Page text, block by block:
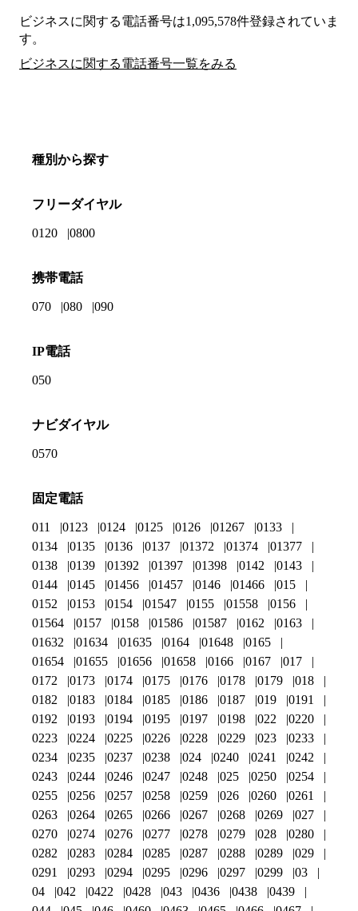
ビジネスに関する電話番号は1,095,578件登録されていま
す。
ビジネスに関する電話番号一覧をみる
種別から探す
フリーダイヤル
0120 0800
携帯電話
070 080 090
IP電話
050
ナビダイヤル
0570
固定電話
011 0123 0124 0125 0126 01267
0133
0134
0135 0136 0137 01372 01374
01377
0138
0139 01392 01397 01398 0142
0143
0144
0145 01456 01457 0146 01466
015
0152
0153 0154 01547 0155 01558
0156
01564
0157 0158 01586 01587 0162
0163
01632
01634 01635 0164 01648
0165
01654
01655 01656 01658 0166 0167
017
0172
0173 0174 0175 0176 0178 0179
018
0182
0183 0184 0185 0186 0187 019
0191
0192
0193 0194 0195 0197 0198 022
0220
0223
0224 0225 0226 0228 0229 023
0233
0234
0235 0237 0238 024 0240 0241
0242
0243
0244 0246 0247 0248 025 0250
0254
0255
0256 0257 0258 0259 026 0260
0261
0263
0264 0265 0266 0267 0268 0269
027
0270
0274 0276 0277 0278 0279 028
0280
0282
0283 0284 0285 0287 0288 0289
029
0291
0293 0294 0295 0296 0297 0299
03
04
042 0422 0428 043 0436 0438
0439